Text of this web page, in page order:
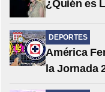
¿Quién es
DEPORTES
América
la Jornada